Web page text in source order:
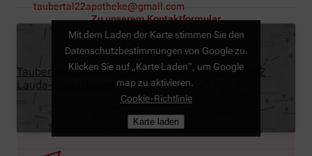
taubertal22apotheke@gmail.com
Zu unserem Kontaktformular
Taubertal-Apotheke, Josef-Schmitt-Str. 28, 97922
Lauda-Königshofen
Mit dem Laden der Karte stimmen Sie den
Datenschutzbestimmungen von Google zu.
Klicken Sie auf „Karte Laden“, um Google
map zu aktivieren.
Cookie-Richtlinie
Karte laden